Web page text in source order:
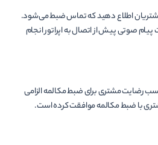
اطلاع دهید که تماس ضبط می‌شود.
صوتی پیش از اتصال به اپراتور انجام
رضایت مشتری برای ضبط مکالمه الزامی
با ضبط مکالمه موافقت کرده است.